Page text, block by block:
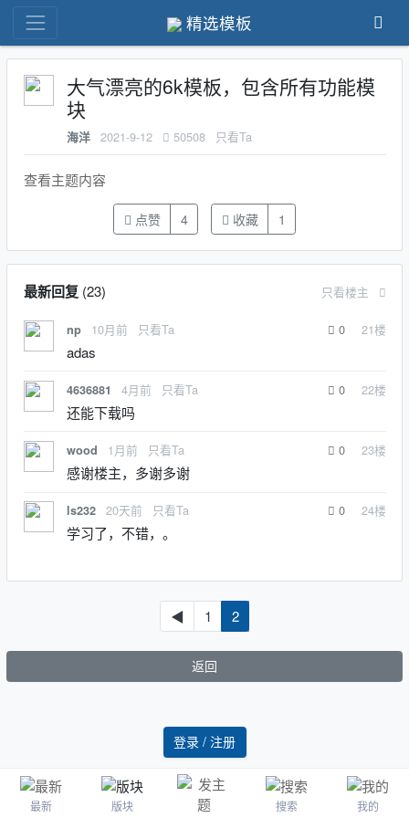
最新 版块 搜索 我的
登录 / 注册
精选模板
大气漂亮的6k模板，包含所有功能模
块
海洋 2021-9-12 50508 只看Ta
查看主题内容
点赞 4 收藏 1
最新回复(23) 只看楼主
np 10月前 只看Ta 0 21楼
adas
4636881 4月前 只看Ta 0 22楼
还能下载吗
wood 1月前 只看Ta 0 23楼
感谢楼主，多谢多谢
ls232 20天前 只看Ta 0 24楼
学习了，不错，。
◀ 1 2
返回